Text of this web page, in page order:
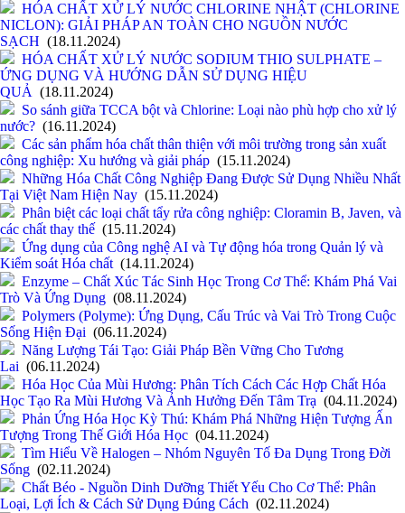
HÓA CHẤT XỬ LÝ NƯỚC CHLORINE NHẬT (CHLORINE
NICLON): GIẢI PHÁP AN TOÀN CHO NGUỒN NƯỚC
SẠCH (18.11.2024)
HÓA CHẤT XỬ LÝ NƯỚC SODIUM THIO SULPHATE –
ỨNG DỤNG VÀ HƯỚNG DẪN SỬ DỤNG HIỆU
QUẢ (18.11.2024)
So sánh giữa TCCA bột và Chlorine: Loại nào phù hợp cho xử lý
nước? (16.11.2024)
Các sản phẩm hóa chất thân thiện với môi trường trong sản xuất
công nghiệp: Xu hướng và giải pháp (15.11.2024)
Những Hóa Chất Công Nghiệp Đang Được Sử Dụng Nhiều Nhất
Tại Việt Nam Hiện Nay (15.11.2024)
Phân biệt các loại chất tẩy rửa công nghiệp: Cloramin B, Javen, và
các chất thay thế (15.11.2024)
Ứng dụng của Công nghệ AI và Tự động hóa trong Quản lý và
Kiểm soát Hóa chất (14.11.2024)
Enzyme – Chất Xúc Tác Sinh Học Trong Cơ Thể: Khám Phá Vai
Trò Và Ứng Dụng (08.11.2024)
Polymers (Polyme): Ứng Dụng, Cấu Trúc và Vai Trò Trong Cuộc
Sống Hiện Đại (06.11.2024)
Năng Lượng Tái Tạo: Giải Pháp Bền Vững Cho Tương
Lai (06.11.2024)
Hóa Học Của Mùi Hương: Phân Tích Cách Các Hợp Chất Hóa
Học Tạo Ra Mùi Hương Và Ảnh Hưởng Đến Tâm Trạ (04.11.2024)
Phản Ứng Hóa Học Kỳ Thú: Khám Phá Những Hiện Tượng Ấn
Tượng Trong Thế Giới Hóa Học (04.11.2024)
Tìm Hiểu Về Halogen – Nhóm Nguyên Tố Đa Dụng Trong Đời
Sống (02.11.2024)
Chất Béo - Nguồn Dinh Dưỡng Thiết Yếu Cho Cơ Thể: Phân
Loại, Lợi Ích & Cách Sử Dụng Đúng Cách (02.11.2024)